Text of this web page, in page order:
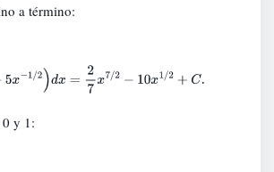
a término:
−5x−1/2)dx =2 7x7/2− 10 x1/2+C .
y 1: